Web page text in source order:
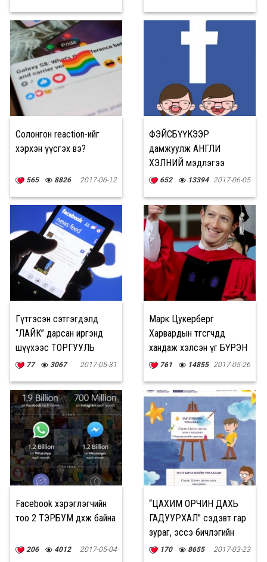
Солонгон reaction-ийг
хэрхэн үүсгэх вэ?
565 8826 2017-06-12
ФЭЙСБҮҮКЭЭР
дамжуулж АНГЛИ
ХЭЛНИЙ мэдлэгээ
дээшлүүлэх
652 13394 2017-06-05
Гүтгэсэн сэтгэгдэлд
“ЛАЙК” дарсан иргэнд
шүүхээс ТОРГУУЛЬ
ноогдуулжээ
77 3067 2017-05-31
Марк Цукерберг
Харвардын төгсөгчдөд
хандаж хэлсэн үг БҮРЭН
ЭХЭЭРЭЭ
761 14855 2017-05-26
Facebook хэрэглэгчийн
тоо 2 ТЭРБУМ дөхөж байна
206 4012 2017-05-04
“ЦАХИМ ОРЧИН ДАХЬ
ГАДУУРХАЛ” сэдэвт гар
зураг, эссэ бичлэгийн
уралдаан зарлалаа
170 8655 2017-03-23